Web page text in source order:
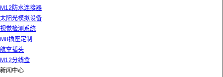
M12防水连接器
太阳光模拟设备
视觉检测系统
M8插座定制
航空插头
M12分线盒
新闻中心